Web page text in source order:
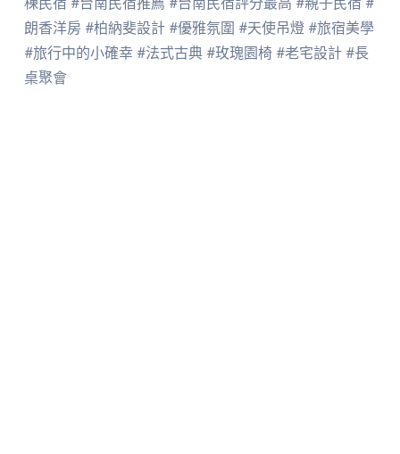
朗香洋房 #柏納斐設計 #優雅氛圍 #天使吊燈 #旅宿美學
#旅行中的小確幸 #法式古典 #玫瑰園椅 #老宅設計 #長
桌聚會